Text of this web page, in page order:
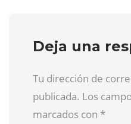
Deja una
Tu dirección de
publicada. Los
marcados con *